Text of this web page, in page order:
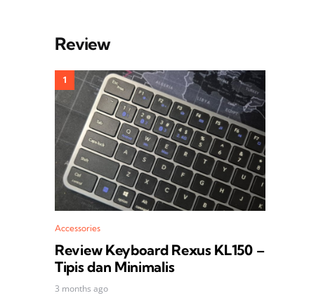
Review
Accessories
Review Keyboard Rexus KL150 –
Tipis dan Minimalis
3 months ago